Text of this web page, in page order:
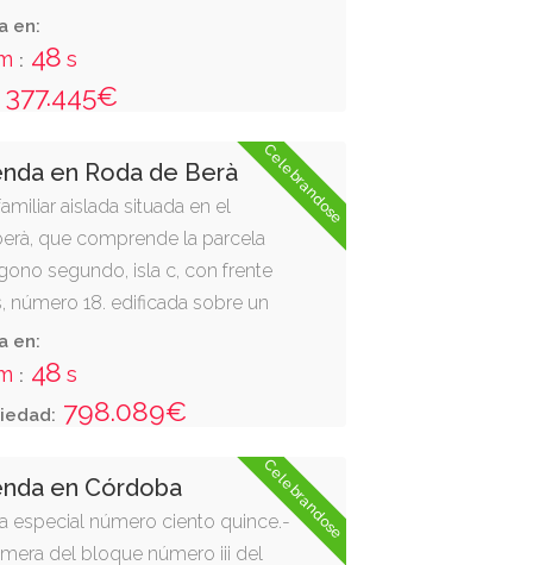
número 20, con 13,03 m2,
planta sótano de la edificación.
en:
: 47 s
377.445€
Celebrandose
en Roda de Berà
aislada situada en el
que comprende la parcela
segundo, isla c, con frente
número 18. edificada sobre un
metros cuadrados,
por la edificación de
sesenta decímetros
de plantas sótano, baja y
entre sí mediante escalera
destinada a garaje y porche,
de ciento treinta y seis
cuadrados, más cinco
en:
: 47 s
798.089€
Celebrandose
en Córdoba
especial número ciento quince.-
del bloque número iii del